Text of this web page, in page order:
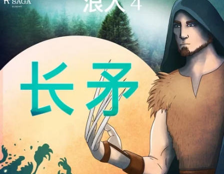
天天免運 美食蛋糕 養生保健 民生用品
居家生活 運動休閒 親子玩具
女裝 化妝保養 情趣用品
電子/紙本書
HOT